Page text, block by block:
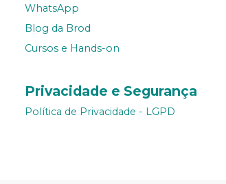
WhatsApp
Blog da Brod
Cursos e Hands-on
Privacidade e Segurança
Política de Privacidade - LGPD